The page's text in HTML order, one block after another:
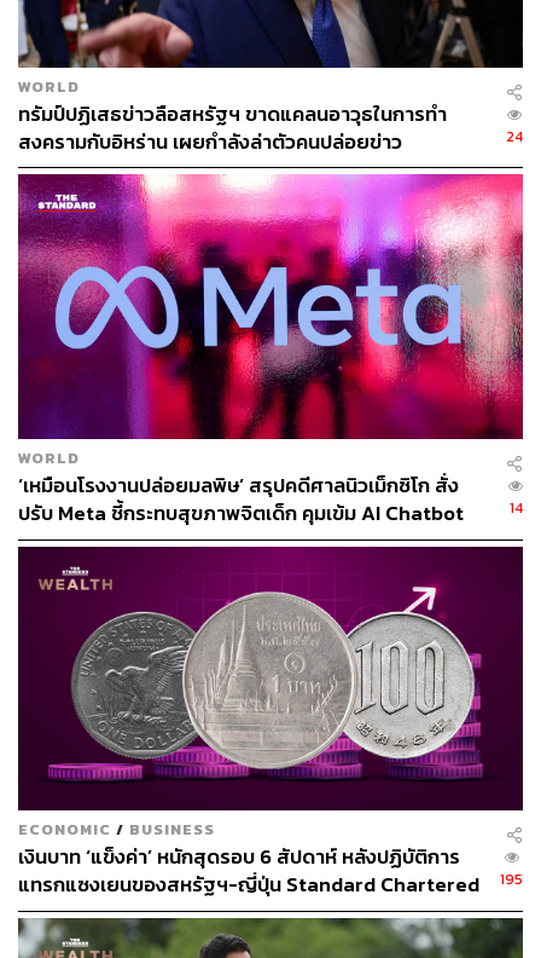
สูงสุดในรอบ 4 ปี มูลค่ารวม 3.39 แสนล้านดอลาร์ หลังเดือน
ธันวาคมขยายตัว 16.8% ส่วนดุลการค้าทั้งปีติดลบ 5.3 พัน
ล้านดอลลาร์
การค้าระหว่างประเทศปี 2568
แรงขับเคลื่อนหลักของการส่งออกยังคงเป็นสินค้า
อิเล็กทรอนิกส์และเครื่องใช้ไฟฟ้าที่เติบโตตามการอัปเกรด
ห่วงโซ่อุปทานจากความตึงเครียดด้านภูมิรัฐศาสตร์ที่มีต่อ
เนื่อง ในขณะที่
การส่งออกสินค้าเกษตรอยู่ในภาวะหดตัวจากภัยพิบัติทาง
ธรรมชาติและการแข่งขันที่รุนแรงในตลาดโลก ทั้งนี้ การส่ง
ออกทั้งปี 2568 ขยายตัวที่ 12.9% หากหักสินค้าเกี่ยวเนื่องกับ
น้ำมัน ทองคำ และยุทธปัจจัย ขยายตัวที่ 14%
การส่งออกไปตลาดสำคัญขยายตัวเกือบทุกตลาด หนุนโดย
การส่งออกสินค้าอิเล็กทรอนิกส์ไปสหรัฐฯ ที่ขยายตัวสูงต่อ
เนื่อง และการกลับมาขยายตัวของตลาดหลักและตลาดรอง
อื่น ๆ อาทิ จีน ญี่ปุ่น และตะวันออกกลาง
WORLD
ทรัมป์ปฏิเสธข่าวลือสหรัฐฯ ขาดแคลนอาวุธในการทำ
สงครามกับอิหร่าน เผยกำลังล่าตัวคนปล่อยข่าว
24
WORLD
‘เหมือนโรงงานปล่อยมลพิษ’ สรุปคดีศาลนิวเม็กซิโก สั่ง
ปรับ Meta ชี้กระทบสุขภาพจิตเด็ก คุมเข้ม AI Chatbot
14
ECONOMIC / BUSINESS
เงินบาท ‘แข็งค่า’ หนักสุดรอบ 6 สัปดาห์ หลังปฏิบัติการ
แทรกแซงเยนของสหรัฐฯ-ญี่ปุ่น Standard Chartered
เปิดเป้าสิ้นปีนี้จ่อแข็งต่อแตะ 32.50 บาทต่อดอลลาร์
195